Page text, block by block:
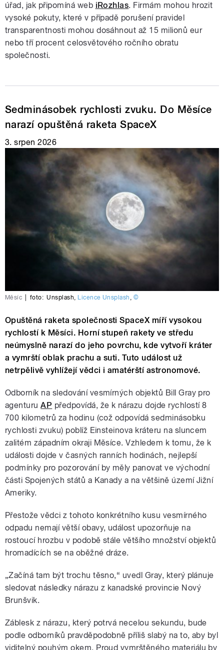
úřad, jak připomíná web iRozhlas. Firmám mohou hrozit
vysoké pokuty, které v případě porušení pravidel
transparentnosti mohou dosáhnout až 15 milionů eur
nebo tří procent celosvětového ročního obratu
společnosti.
Sedminásobek rychlosti zvuku. Do Měsíce
narazí opuštěná raketa SpaceX
3. srpen 2026
Měsíc foto: Unsplash Licence Unsplash ©
Opuštěná raketa společnosti SpaceX míří vysokou
rychlostí k Měsíci. Horní stupeň rakety ve středu
neúmyslně narazí do jeho povrchu, kde vytvoří kráter
a vymrští oblak prachu a suti. Tuto událost už
netrpělivě vyhlížejí vědci i amatérští astronomové.
Odborník na sledování vesmírných objektů Bill Gray pro
agenturuAP předpovídá, že k nárazu dojde rychlostí 8
700 kilometrů za hodinu (což odpovídá sedminásobku
rychlosti zvuku) poblíž Einsteinova kráteru na sluncem
zalitém západním okraji Měsíce. Vzhledem k tomu, že k
události dojde v časných ranních hodinách, nejlepší
podmínky pro pozorování by měly panovat ve východní
části Spojených států a Kanady a na většině území Jižní
Ameriky.
Přestože vědci z tohoto konkrétního kusu vesmírného
odpadu nemají větší obavy, událost upozorňuje na
rostoucí hrozbu v podobě stále většího množství objektů
hromadících se na oběžné dráze.
„Začíná tam být trochu těsno,“ uvedl Gray, který plánuje
sledovat následky nárazu z kanadské provincie Nový
Brunšvik.
Záblesk z nárazu, který potrvá necelou sekundu, bude
podle odborníků pravděpodobně příliš slabý na to, aby byl
viditelný pouhým okem. Proud vymrštěného materiálu by